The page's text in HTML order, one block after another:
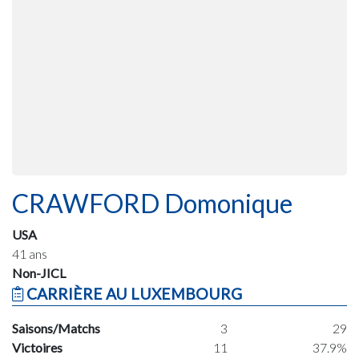
CRAWFORD Domonique
USA
41 ans
Non-JICL
CARRIÈRE AU LUXEMBOURG
Saisons/Matchs 3
29
Victoires
11
37.9%